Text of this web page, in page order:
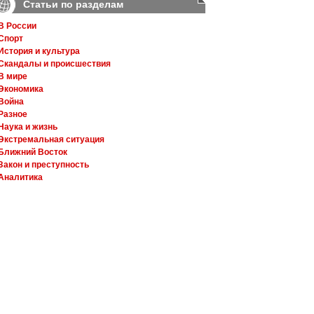
Статьи по разделам
России
и культура
и происшествия
мире
и жизнь
ситуация
Восток
и преступность